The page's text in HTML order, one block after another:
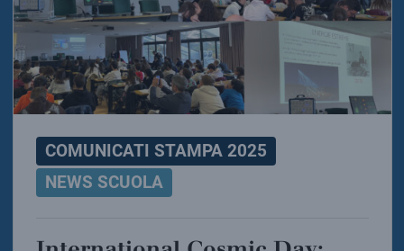
COMUNICATI STAMPA 2025
NEWS SCUOLA